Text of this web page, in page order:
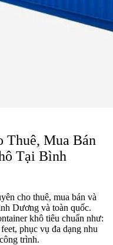
Thuê, Mua Bán
Tại Bình
cho thuê, mua bán và
Dương và toàn quốc.
khô tiêu chuẩn như:
phục vụ đa dạng nhu
trình.